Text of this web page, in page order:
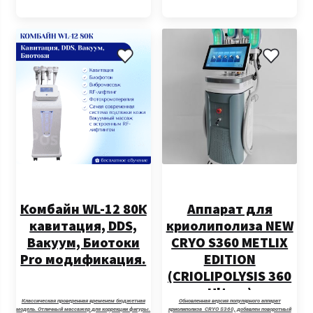
Комбайн WL-12 80К
кавитация, DDS,
Вакуум, Биотоки
Pro модификация.
Классическая проверенная временем бюджетная
модель. Отличный массажер для коррекции фигуры.
Аппарат для
криолиполиза NEW
CRYO S360 METLIX
EDITION
(CRIOLIPOLYSIS 360
Ultra+)
Обновлённая
Обновленная версия популярного аппарат
криолиполиза CRYO S360, добавлен поворотный